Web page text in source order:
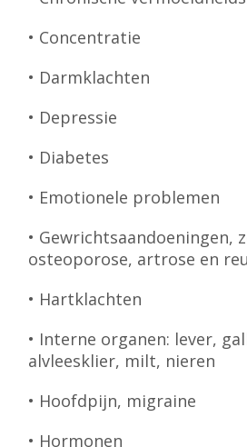
• Concentratie
• Darmklachten
• Depressie
• Diabetes
• Emotionele problemen
• Gewrichtsaandoeningen,
osteoporose, artrose en
• Hartklachten
• Interne organen: lever,
alvleesklier, milt, nieren
• Hoofdpijn, migraine
• Hormonen